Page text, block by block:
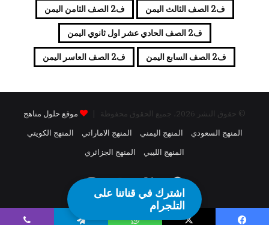
اشترك في قناتنا على
التلجرام
ف2 الصف الثالث اليمن ف2 الصف الثامن اليمن
ف2 الصف الحادي عشر اول ثانوي اليمن
ف2 الصف السابع اليمن ف2 الصف العاسر اليمن
© حقوق النشر 2026، جميع الحقوق محفوظة |
موقع حلول مناهج
المنهج السعودي
المنهج اليمني المنهج الاماراتي
المنهج الكويتي
المنهج الليبي
المنهج الجزائري
فيسبوك
X يوتيوبانستقرام